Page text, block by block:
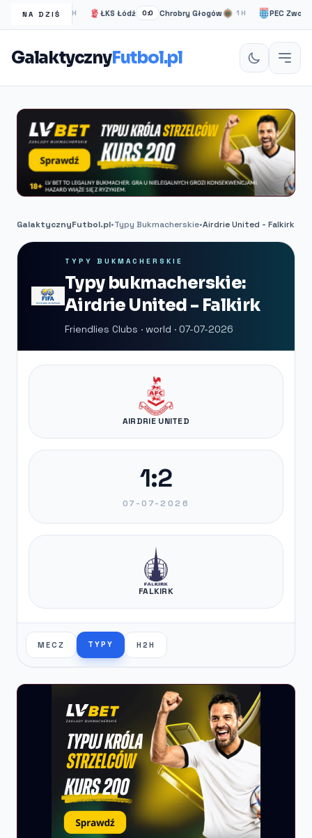
NA DZIŚ
Londyn 1H ŁKS Łódź 0:0 Chrobry Głogów 1H PEC Zwolle 0:0
GalaktycznyFutbol.pl
GalaktycznyFutbol.pl•Typy Bukmacherskie•Airdrie United - Falkirk
TYPY BUKMACHERSKIE
Typy bukmacherskie:
Airdrie United - Falkirk
Friendlies Clubs · world · 07-07-2026
AIRDRIE UNITED
1:2
07-07-2026
FALKIRK
MECZ TYPY H2H